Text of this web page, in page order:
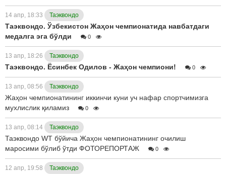
14 апр, 18:33 Таэквондо
Таэквондо. Ўзбекистон Жаҳон чемпионатида навбатдаги
медалга эга бўлди
0
13 апр, 18:26 Таэквондо
Таэквондо. Ёсинбек Одилов - Жаҳон чемпиони! 0
13 апр, 08:56 Таэквондо
Жаҳон чемпионатининг иккинчи куни уч нафар спортчимизга
мухлислик қиламиз
0
13 апр, 08:14 Таэквондо
Таэквондо WТ бўйича Жаҳон чемпионатининг очилиш
маросими бўлиб ўтди ФОТОРЕПОРТАЖ
0
12 апр, 19:58 Таэквондо